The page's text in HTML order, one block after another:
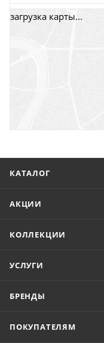
г. Саратов, пр-т.
загрузка карты...
КАТАЛОГ
АКЦИИ
КОЛЛЕКЦИИ
УСЛУГИ
БРЕНДЫ
ПОКУПАТЕЛЯМ